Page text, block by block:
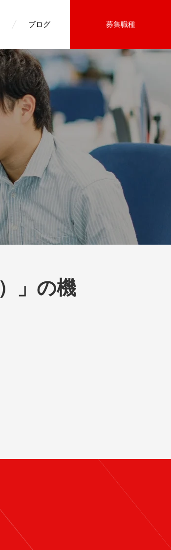
ブログ 募集職種
」の機